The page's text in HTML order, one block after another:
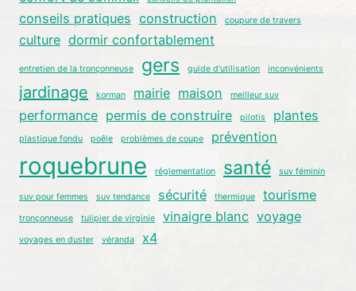
conseils pratiques construction coupure de travers
culture dormir confortablement
entretien de la tronçonneuse gers guide d'utilisation inconvénients
jardinage korman mairie maison meilleur suv
performance permis de construire pilotis plantes
plastique fondu poêle problèmes de coupe prévention
roquebrune réglementation santé suv féminin
suv pour femmes suv tendance sécurité thermique tourisme
tronçonneuse tulipier de virginie vinaigre blanc voyage
voyages en duster véranda x4